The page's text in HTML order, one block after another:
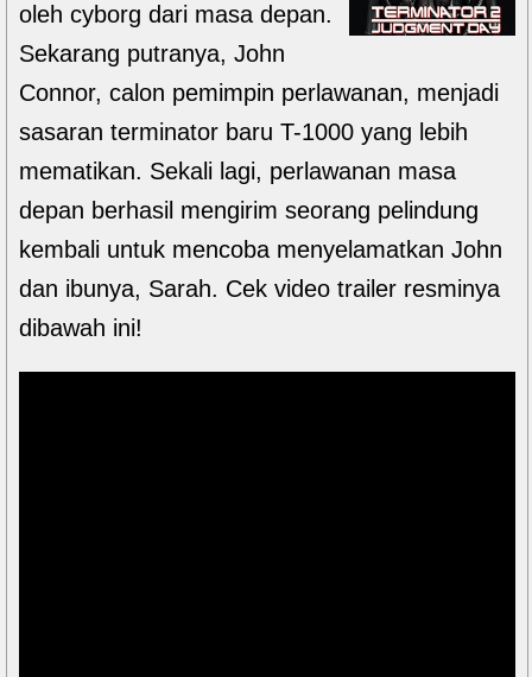
oleh cyborg dari masa depan.
Sekarang putranya, John
Connor, calon pemimpin perlawanan, menjadi
sasaran terminator baru T-1000 yang lebih
mematikan. Sekali lagi, perlawanan masa
depan berhasil mengirim seorang pelindung
kembali untuk mencoba menyelamatkan John
dan ibunya, Sarah. Cek video trailer resminya
dibawah ini!